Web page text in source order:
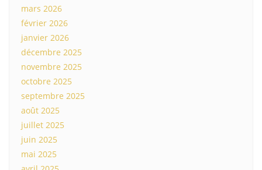
mars 2026
février 2026
janvier 2026
décembre 2025
novembre 2025
octobre 2025
septembre 2025
août 2025
juillet 2025
juin 2025
mai 2025